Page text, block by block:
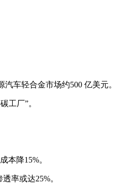
车轻合金市场约500 亿美元。
工厂”。
本降15%。
率或达25%。